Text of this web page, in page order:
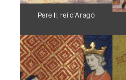
Pere II, rei d’Aragó